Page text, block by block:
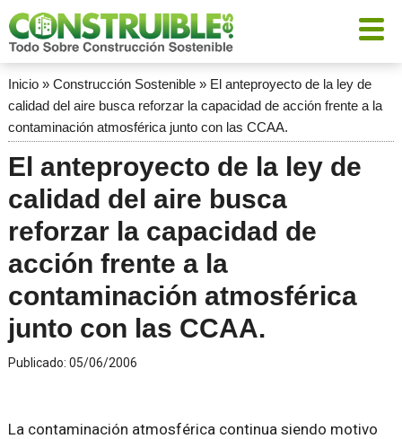
Inicio» Construcción Sostenible» El anteproyecto de la ley de
calidad del aire busca reforzar la capacidad de acción frente a la
contaminación atmosférica junto con las CCAA.
El anteproyecto de la ley de
calidad del aire busca
reforzar la capacidad de
acción frente a la
contaminación atmosférica
junto con las CCAA.
Publicado: 05/06/2006
La contaminación atmosférica continua siendo motivo